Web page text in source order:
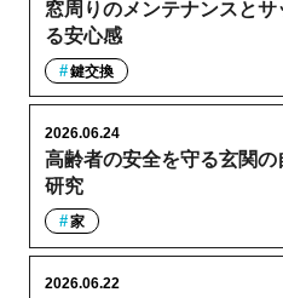
窓周りのメンテナンスと
る安心感
鍵交換
高齢者の安全を守る玄関
研究
2026.06.24
家
2026.06.22